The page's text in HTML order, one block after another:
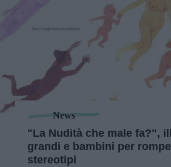
News
"La Nudità che male fa?",
grandi e bambini per
stereotipi